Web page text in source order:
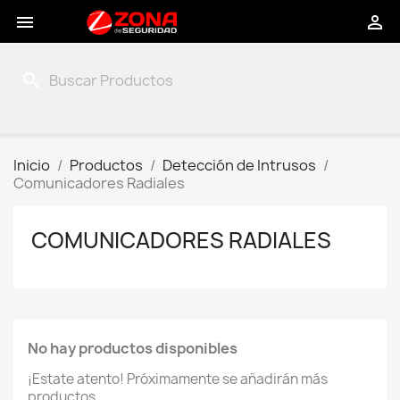
 
Inicio Productos
Detección de Intrusos
Comunicadores Radiales
COMUNICADORES RADIALES
No hay productos disponibles
¡Estate atento! Próximamente se añadirán más